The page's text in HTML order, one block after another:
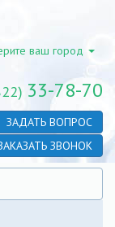
ваш город
33-78-70
ЗАДАТЬ ВОПРОС
ЗВОНОК